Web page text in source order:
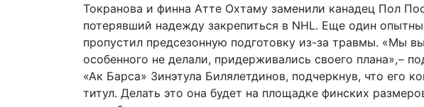
Токранова и финна Атте Охтаму заменили канадец Пол
потерявший надежду закрепиться в NHL. Еще один
пропустил предсезонную подготовку из-за травмы. «Мы
особенного не делали, придерживались своего плана», –
«Ак Барса» Зинэтула Билялетдинов, подчеркнув, что его
титул. Делать это она будет на площадке финских